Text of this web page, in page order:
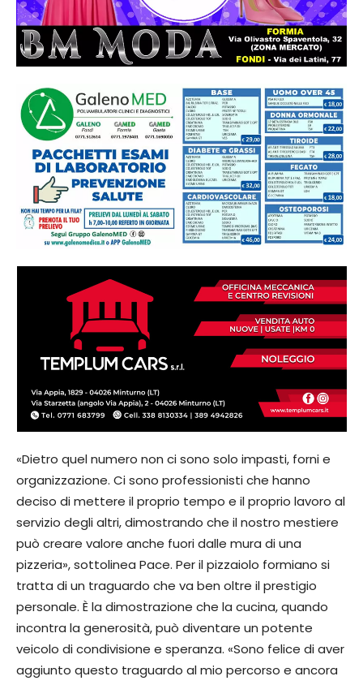
«Dietro quel numero non ci sono solo impasti, forni e
organizzazione. Ci sono professionisti che hanno
deciso di mettere il proprio tempo e il proprio lavoro al
servizio degli altri, dimostrando che il nostro mestiere
può creare valore anche fuori dalle mura di una
pizzeria», sottolinea Pace. Per il pizzaiolo formiano si
tratta di un traguardo che va ben oltre il prestigio
personale. È la dimostrazione che la cucina, quando
incontra la generosità, può diventare un potente
veicolo di condivisione e speranza. «Sono felice di aver
aggiunto questo traguardo al mio percorso e ancora